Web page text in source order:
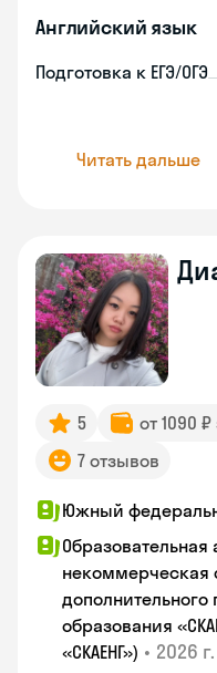
Английский язык
Подготовка к ЕГЭ/ОГЭ
Читать дальше
5 от 1090
7 отзывов
Южный
Образовательная
некоммерческая
образования
«СКАЕНГ») • 2026 г.